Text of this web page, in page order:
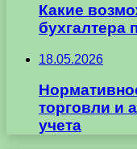
Какие
бухгалтера
18.05.2026
торговли и
учета